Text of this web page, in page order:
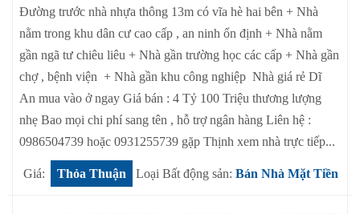
Đường trước nhà nhựa thông 13m có vĩa hè hai bên + Nhà
nằm trong khu dân cư cao cấp , an ninh ổn định + Nhà nằm
gần ngã tư chiêu liêu + Nhà gần trường học các cấp + Nhà gần
chợ , bệnh viện + Nhà gần khu công nghiệp Nhà giá rẻ Dĩ
An mua vào ở ngay Giá bán : 4 Tỷ 100 Triệu thương lượng
nhẹ Bao mọi chi phí sang tên , hỗ trợ ngân hàng Liên hệ :
0986504739 hoặc 0931255739 gặp Thịnh xem nhà trực tiếp...
Giá: Thỏa Thuận Loại Bất động sản: Bán Nhà Mặt Tiền